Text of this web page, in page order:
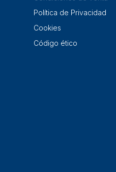
Política de Privacidad
Cookies
Código ético